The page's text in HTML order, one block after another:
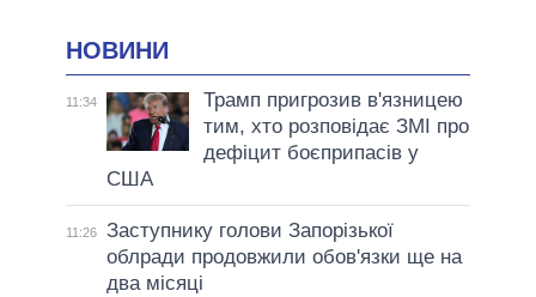
НОВИНИ
11:34
Трамп пригрозив в'язницею
тим, хто розповідає ЗМІ про
дефіцит боєприпасів у
США
11:26
Заступнику голови Запорізької
облради продовжили обов'язки ще на
два місяці